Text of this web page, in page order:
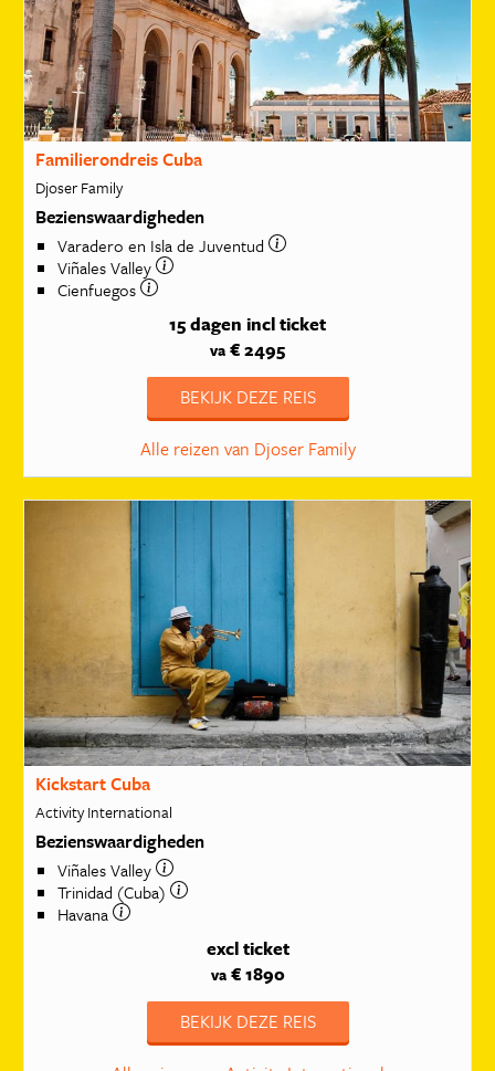
Familierondreis Cuba
Djoser Family
Bezienswaardigheden
Varadero en Isla de Juventud
Viñales Valley
Cienfuegos
15 dagen incl ticket
va € 2495
BEKIJK DEZE REIS
Alle reizen van Djoser Family
Kickstart Cuba
Activity International
Bezienswaardigheden
Viñales Valley
Trinidad (Cuba)
Havana
excl ticket
va€ 1890
BEKIJK DEZE REIS